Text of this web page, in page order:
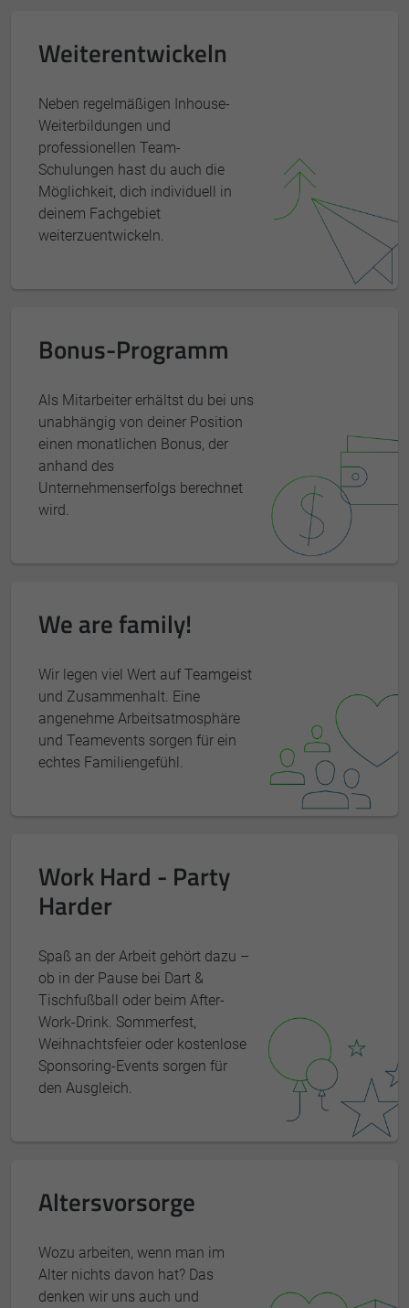
Weiterentwickeln
Neben regelmäßigen Inhouse-
Weiterbildungen und
professionellen Team-
Schulungen hast du auch die
Möglichkeit, dich individuell in
deinem Fachgebiet
weiterzuentwickeln.
Bonus-Programm
Als Mitarbeiter erhältst du bei uns
unabhängig von deiner Position
einen monatlichen Bonus, der
anhand des
Unternehmenserfolgs berechnet
wird.
We are family!
Wir legen viel Wert auf Teamgeist
und Zusammenhalt. Eine
angenehme Arbeitsatmosphäre
und Teamevents sorgen für ein
echtes Familiengefühl.
Work Hard - Party
Harder
Spaß an der Arbeit gehört dazu –
ob in der Pause bei Dart &
Tischfußball oder beim After-
Work-Drink. Sommerfest,
Weihnachtsfeier oder kostenlose
Sponsoring-Events sorgen für
den Ausgleich.
Altersvorsorge
Wozu arbeiten, wenn man im
Alter nichts davon hat? Das
denken wir uns auch und